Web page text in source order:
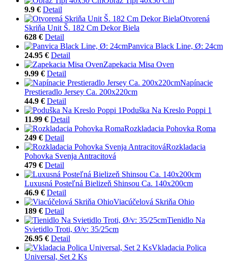
9.9 € Detail
Otvorená
Skriňa Unit Š. 182 Cm Dekor Biela
628 € Detail
Panvica Black Line, Ø: 24cm
24.95 € Detail
Zapekacia Misa Oven
9.99 € Detail
Napínacie
Prestieradlo Jersey Ca. 200x220cm
44.9 € Detail
Poduška Na Kreslo Poppi 1
11.99 € Detail
Rozkladacia Pohovka Roma
249 € Detail
Rozkladacia
Pohovka Svenja Antracitová
479 € Detail
Luxusná Posteľná Bielizeň Shinsou Ca. 140x200cm
46.9 € Detail
Viacúčelová Skriňa Ohio
189 € Detail
Tienidlo Na
Svietidlo Troti, Ø/v: 35/25cm
26.95 € Detail
Vkladacia Polica
Universal, Set 2 Ks